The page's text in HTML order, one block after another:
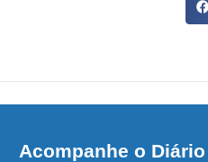
Acompanhe o